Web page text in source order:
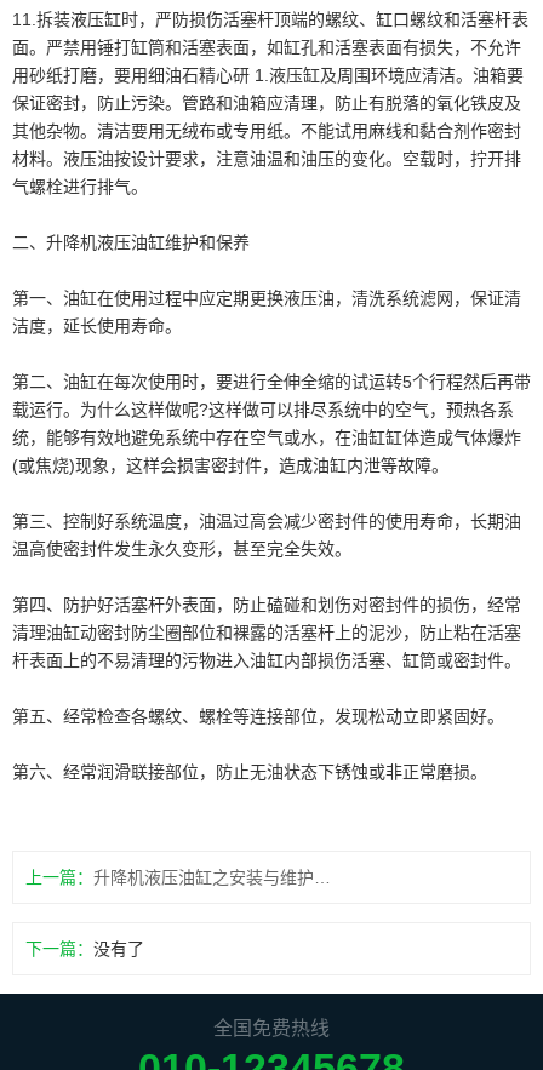
11.拆装液压缸时，严防损伤活塞杆顶端的螺纹、缸口螺纹和活塞杆表
面。严禁用锤打缸筒和活塞表面，如缸孔和活塞表面有损失，不允许
用砂纸打磨，要用细油石精心研 1.液压缸及周围环境应清洁。油箱要
保证密封，防止污染。管路和油箱应清理，防止有脱落的氧化铁皮及
其他杂物。清洁要用无绒布或专用纸。不能试用麻线和黏合剂作密封
材料。液压油按设计要求，注意油温和油压的变化。空载时，拧开排
气螺栓进行排气。
二、升降机液压油缸维护和保养
第一、油缸在使用过程中应定期更换液压油，清洗系统滤网，保证清
洁度，延长使用寿命。
第二、油缸在每次使用时，要进行全伸全缩的试运转5个行程然后再带
载运行。为什么这样做呢?这样做可以排尽系统中的空气，预热各系
统，能够有效地避免系统中存在空气或水，在油缸缸体造成气体爆炸
(或焦烧)现象，这样会损害密封件，造成油缸内泄等故障。
第三、控制好系统温度，油温过高会减少密封件的使用寿命，长期油
温高使密封件发生永久变形，甚至完全失效。
第四、防护好活塞杆外表面，防止磕碰和划伤对密封件的损伤，经常
清理油缸动密封防尘圈部位和裸露的活塞杆上的泥沙，防止粘在活塞
杆表面上的不易清理的污物进入油缸内部损伤活塞、缸筒或密封件。
第五、经常检查各螺纹、螺栓等连接部位，发现松动立即紧固好。
第六、经常润滑联接部位，防止无油状态下锈蚀或非正常磨损。
上一篇：
下一篇： 没有了
全国免费热线